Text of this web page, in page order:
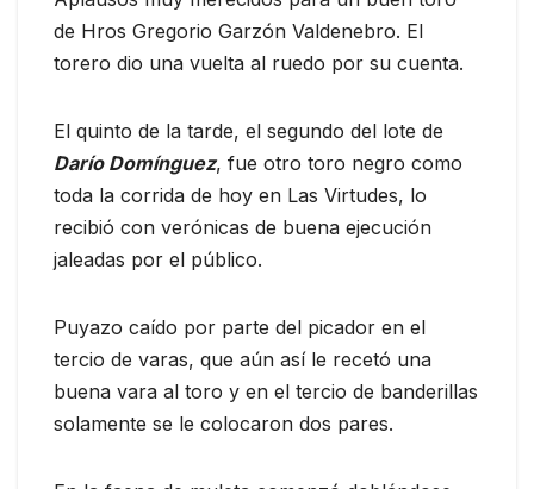
de Hros Gregorio Garzón Valdenebro. El
torero dio una vuelta al ruedo por su cuenta.
El quinto de la tarde, el segundo del lote de
Darío Domínguez, fue otro toro negro como
toda la corrida de hoy en Las Virtudes, lo
recibió con verónicas de buena ejecución
jaleadas por el público.
Puyazo caído por parte del picador en el
tercio de varas, que aún así le recetó una
buena vara al toro y en el tercio de banderillas
solamente se le colocaron dos pares.